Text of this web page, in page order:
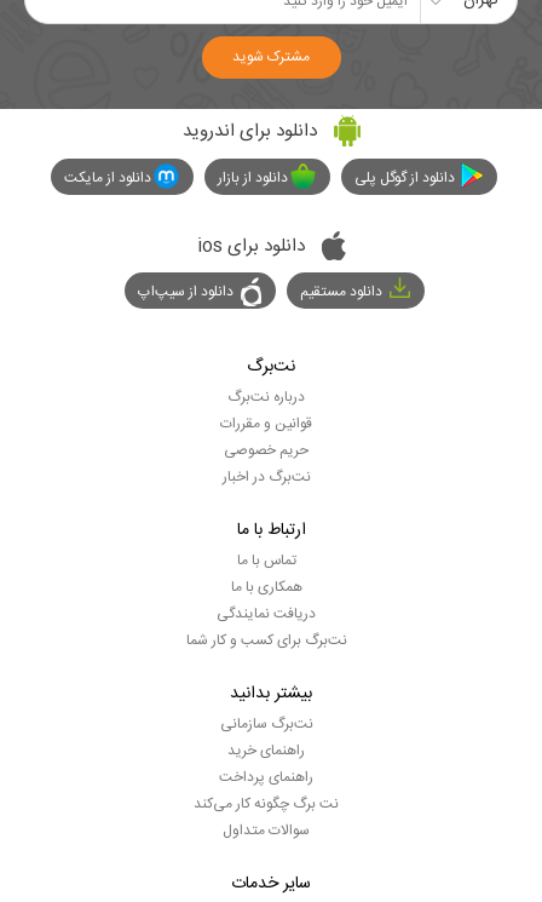
مشترک شوید
دانلود برای اندروید
دانلود از گوگل پلی دانلود از بازار دانلود از مایکت
دانلود برای ios
دانلود مستقیم دانلود از سیپ‌اپ
نت‌برگ
درباره نت‌برگ
قوانین و مقررات
حریم خصوصی
نت‌برگ در اخبار
ارتباط با ما
تماس با ما
همکاری با ما
دریافت نمایندگی
نت‌برگ برای کسب و کار شما
بیشتر بدانید
نت‌برگ سازمانی
راهنمای خرید
راهنمای پرداخت
نت برگ چگونه کار می‌کند
سوالات متداول
سایر خدمات